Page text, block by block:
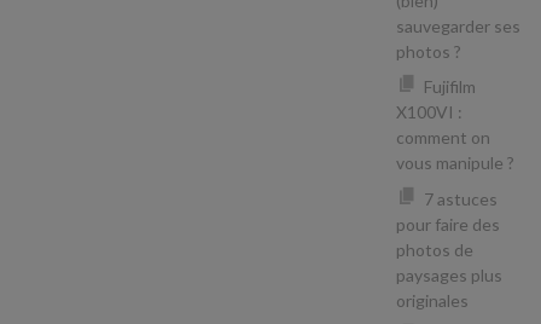
sauvegarder ses
photos ?
Fujifilm
X100VI :
comment on
vous manipule ?
7 astuces
pour faire des
photos de
paysages plus
originales